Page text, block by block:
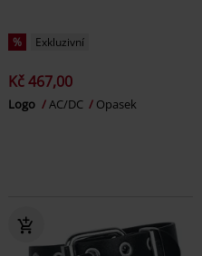
% Exkluzivní
Kč 467,00
Logo AC/DC Opasek